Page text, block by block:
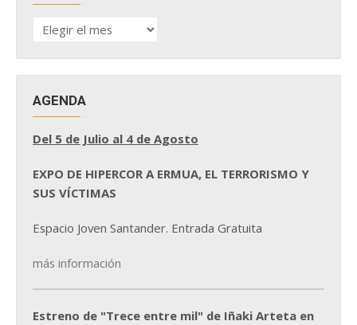
HISTÓRICO
DE
AGENDA
Del 5 de Julio al 4 de Agosto
EXPO DE HIPERCOR A ERMUA, EL TERRORISMO Y
SUS VÍCTIMAS
Espacio Joven Santander. Entrada Gratuita
más información
Estreno de "Trece entre mil" de Iñaki Arteta en